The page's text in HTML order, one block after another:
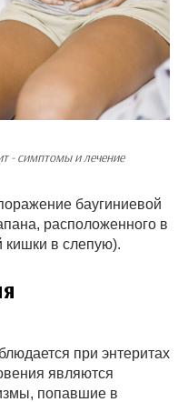
- симптомы и лечение
баугиниевой
расположенного в
кишки в слепую).
при энтеритах
являются
попавшие в